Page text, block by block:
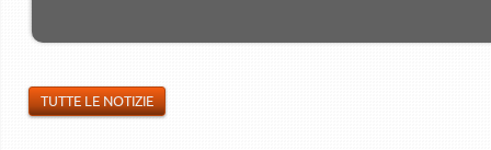
TUTTE LE NOTIZIE